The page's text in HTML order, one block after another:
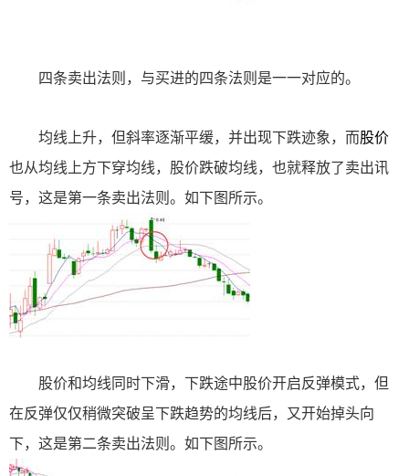
四条卖出法则，与买进的四条法则是一一对应的。
均线上升，但斜率逐渐平缓，并出现下跌迹象，而股价
也从均线上方下穿均线，股价跌破均线，也就释放了卖出讯
号，这是第一条卖出法则。如下图所示。
股价和均线同时下滑，下跌途中股价开启反弹模式，但
在反弹仅仅稍微突破呈下跌趋势的均线后，又开始掉头向
下，这是第二条卖出法则。如下图所示。